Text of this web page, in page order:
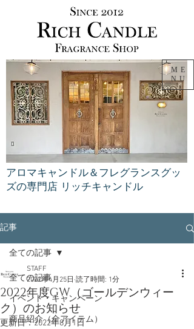
アロマキャンドル＆フレグランスグッ
ズの専門店 リッチキャンドル
ME
NU
記事
全ての記事
イベント・キャンペーン
商品紹介（全アイテム）
全ての記事
2022年度GW（ゴールデンウィー
ク）のお知らせ
STAFF
2022年4月25日 読了時間: 1分
更新日：2022年8月1日